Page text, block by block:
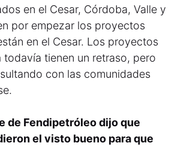
en el Cesar, Córdoba, Valle y
por empezar los proyectos
en el Cesar. Los proyectos
todavía tienen un retraso, pero
con las comunidades
de Fendipetróleo dijo que
el visto bueno para que